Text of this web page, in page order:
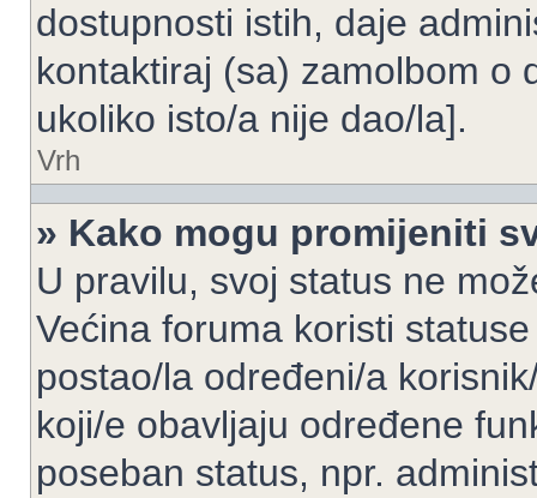
dostupnosti istih, daje
kontaktiraj (sa) zamolbom o
ukoliko isto/a nije dao/la].
Vrh
» Kako mogu promijeniti
U pravilu, svoj status ne
Većina foruma koristi
postao/la određeni/a
koji/e obavljaju određene
poseban status, npr.